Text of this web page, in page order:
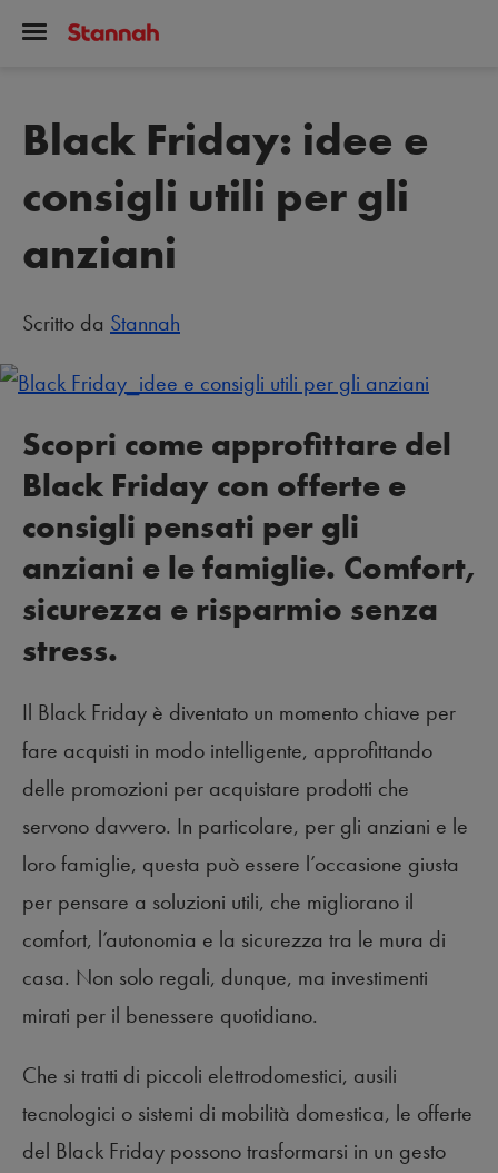
Black Friday: idee e
consigli utili per gli
anziani
Scritto da Stannah
Scopri come approfittare del
Black Friday con offerte e
consigli pensati per gli
anziani e le famiglie. Comfort,
sicurezza e risparmio senza
stress.
Il Black Friday è diventato un momento chiave per
fare acquisti in modo intelligente, approfittando
delle promozioni per acquistare prodotti che
servono davvero. In particolare, per gli anziani e le
loro famiglie, questa può essere l’occasione giusta
per pensare a soluzioni utili, che migliorano il
comfort, l’autonomia e la sicurezza tra le mura di
casa. Non solo regali, dunque, ma investimenti
mirati per il benessere quotidiano.
Che si tratti di piccoli elettrodomestici, ausili
tecnologici o sistemi di mobilità domestica, le offerte
del Black Friday possono trasformarsi in un gesto